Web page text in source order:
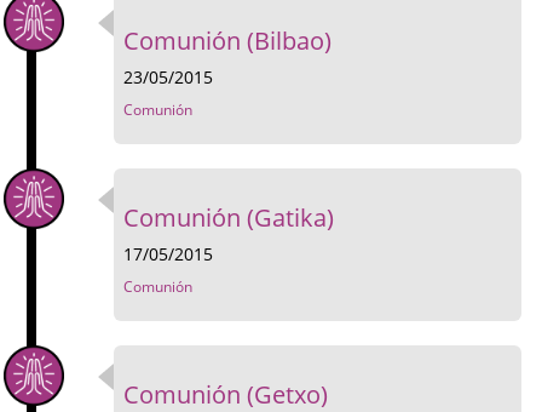
Comunión (Bilbao)
23/05/2015
Comunión
Comunión (Gatika)
17/05/2015
Comunión
Comunión (Getxo)